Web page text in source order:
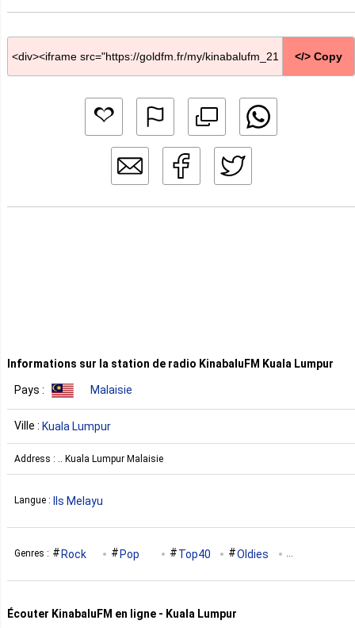
</> Copy
Informations sur la station de radio KinabaluFM Kuala Lumpur
Pays : Malaisie
Ville : Kuala Lumpur
Address : .. Kuala Lumpur Malaisie
Langue : Ils Melayu
Genres : Rock Pop Top40 Oldies
Écouter KinabaluFM en ligne - Kuala Lumpur